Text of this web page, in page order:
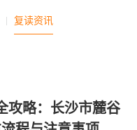
复读资讯
攻略：长沙市麓谷